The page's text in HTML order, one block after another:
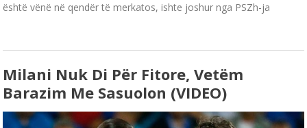
është vënë në qendër të merkatos, ishte joshur nga PSZh-ja
Milani Nuk Di Për Fitore, Vetëm
Barazim Me Sasuolon (VIDEO)